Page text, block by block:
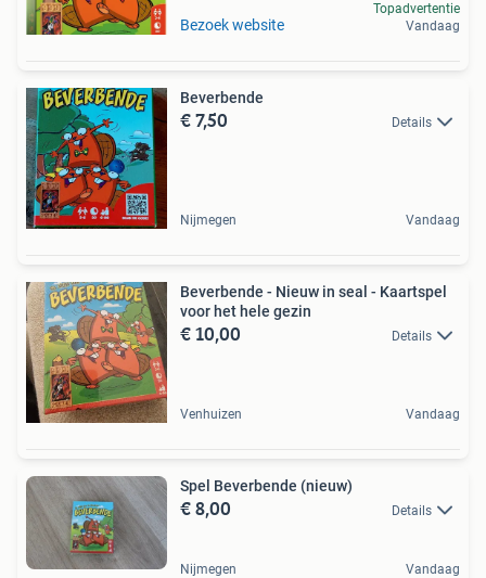
Bezoek website
Topadvertentie
Vandaag
Beverbende
€ 7,50 Details
Nijmegen Vandaag
Beverbende - Nieuw in seal - Kaartspel
voor het hele gezin
€ 10,00 Details
Venhuizen Vandaag
Spel Beverbende (nieuw)
€ 8,00 Details
Nijmegen Vandaag